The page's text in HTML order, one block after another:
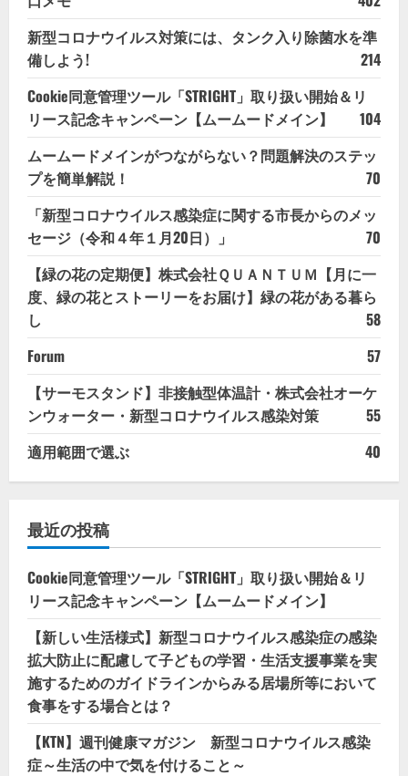
新型コロナウイルス対策には、タンク入り除菌水を準
備しよう!
214
Cookie同意管理ツール「STRIGHT」取り扱い開始＆リ
リース記念キャンペーン【ムームードメイン】
104
ムームードメインがつながらない？問題解決のステッ
プを簡単解説！
70
「新型コロナウイルス感染症に関する市長からのメッ
セージ（令和４年１月20日）」
70
【緑の花の定期便】株式会社ＱＵＡＮＴＵＭ【月に一
度、緑の花とストーリーをお届け】緑の花がある暮ら
し
58
Forum
57
【サーモスタンド】非接触型体温計・株式会社オーケ
ンウォーター・新型コロナウイルス感染対策
55
適用範囲で選ぶ
40
最近の投稿
Cookie同意管理ツール「STRIGHT」取り扱い開始＆リ
リース記念キャンペーン【ムームードメイン】
【新しい生活様式】新型コロナウイルス感染症の感染
拡大防止に配慮して子どもの学習・生活支援事業を実
施するためのガイドラインからみる居場所等において
食事をする場合とは？
【KTN】週刊健康マガジン 新型コロナウイルス感染
症～生活の中で気を付けること～